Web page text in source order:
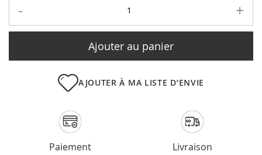
- +
Ajouter au panier
AJOUTER À MA LISTE D’ENVIE
Paiement
Livraison